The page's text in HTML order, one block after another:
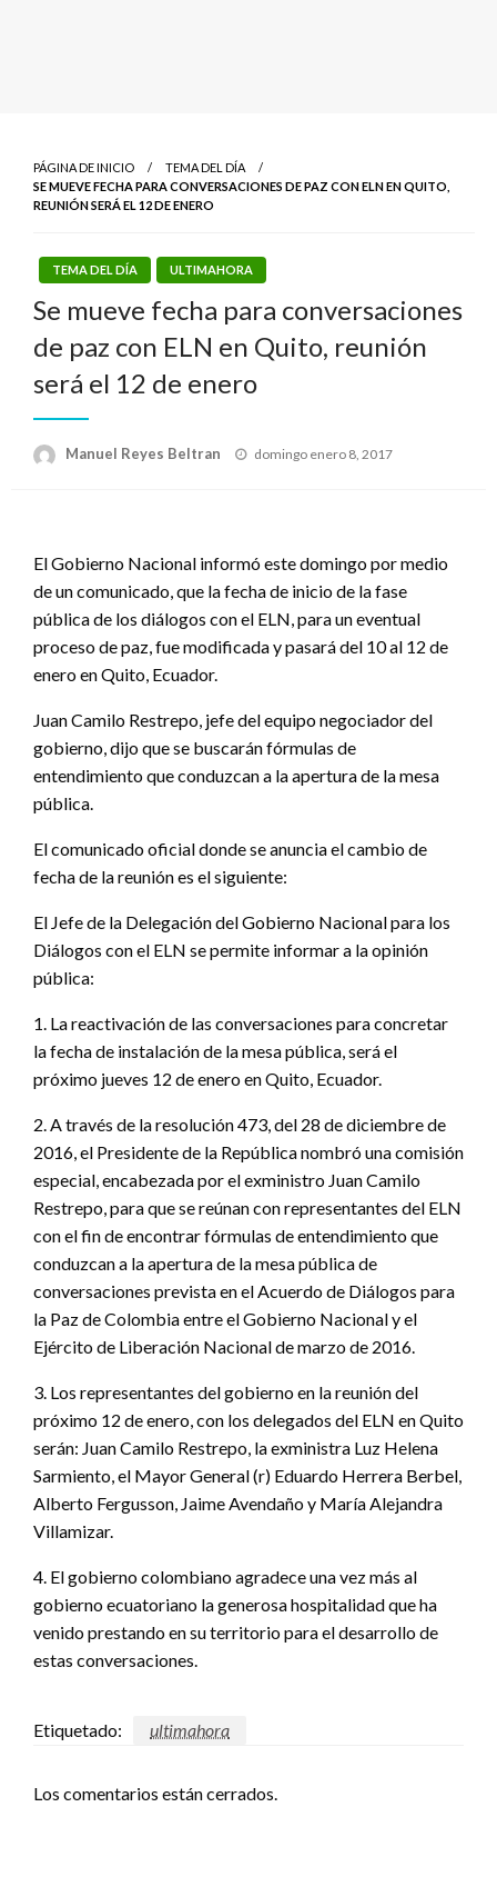
PÁGINA DE INICIO
TEMA DEL DÍA
SE MUEVE FECHA PARA CONVERSACIONES DE PAZ CON ELN EN QUITO,
REUNIÓN SERÁ EL 12 DE ENERO
TEMA DEL DÍA ULTIMAHORA
Se mueve fecha para conversaciones
de paz con ELN en Quito, reunión
será el 12 de enero
Manuel Reyes Beltran
Publicado
domingo enero 8, 2017
El Gobierno Nacional informó este domingo por medio
de un comunicado, que la fecha de inicio de la fase
pública de los diálogos con el ELN, para un eventual
proceso de paz, fue modificada y pasará del 10 al 12 de
enero en Quito, Ecuador.
Juan Camilo Restrepo, jefe del equipo negociador del
gobierno, dijo que se buscarán fórmulas de
entendimiento que conduzcan a la apertura de la mesa
pública.
El comunicado oficial donde se anuncia el cambio de
fecha de la reunión es el siguiente:
El Jefe de la Delegación del Gobierno Nacional para los
Diálogos con el ELN se permite informar a la opinión
pública:
1. La reactivación de las conversaciones para concretar
la fecha de instalación de la mesa pública, será el
próximo jueves 12 de enero en Quito, Ecuador.
2. A través de la resolución 473, del 28 de diciembre de
2016, el Presidente de la República nombró una comisión
especial, encabezada por el exministro Juan Camilo
Restrepo, para que se reúnan con representantes del ELN
con el fin de encontrar fórmulas de entendimiento que
conduzcan a la apertura de la mesa pública de
conversaciones prevista en el Acuerdo de Diálogos para
la Paz de Colombia entre el Gobierno Nacional y el
Ejército de Liberación Nacional de marzo de 2016.
3. Los representantes del gobierno en la reunión del
próximo 12 de enero, con los delegados del ELN en Quito
serán: Juan Camilo Restrepo, la exministra Luz Helena
Sarmiento, el Mayor General (r) Eduardo Herrera Berbel,
Alberto Fergusson, Jaime Avendaño y María Alejandra
Villamizar.
4. El gobierno colombiano agradece una vez más al
gobierno ecuatoriano la generosa hospitalidad que ha
venido prestando en su territorio para el desarrollo de
estas conversaciones.
Etiquetado: ultimahora
Los comentarios están cerrados.